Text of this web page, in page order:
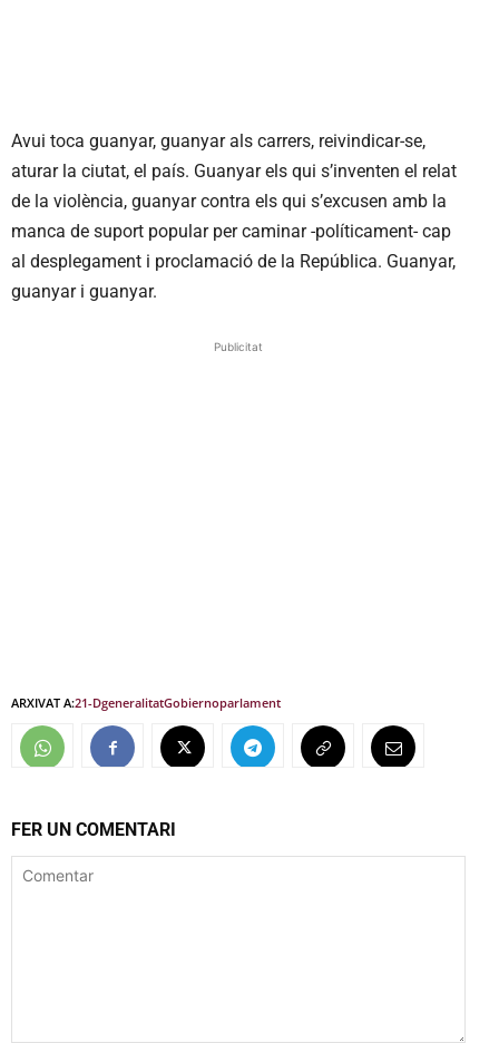
Avui toca guanyar, guanyar als carrers, reivindicar-se,
aturar la ciutat, el país. Guanyar els qui s’inventen el relat
de la violència, guanyar contra els qui s’excusen amb la
manca de suport popular per caminar -políticament- cap
al desplegament i proclamació de la República. Guanyar,
guanyar i guanyar.
Publicitat
ARXIVAT A:21-DgeneralitatGobiernoparlament
FER UN COMENTARI